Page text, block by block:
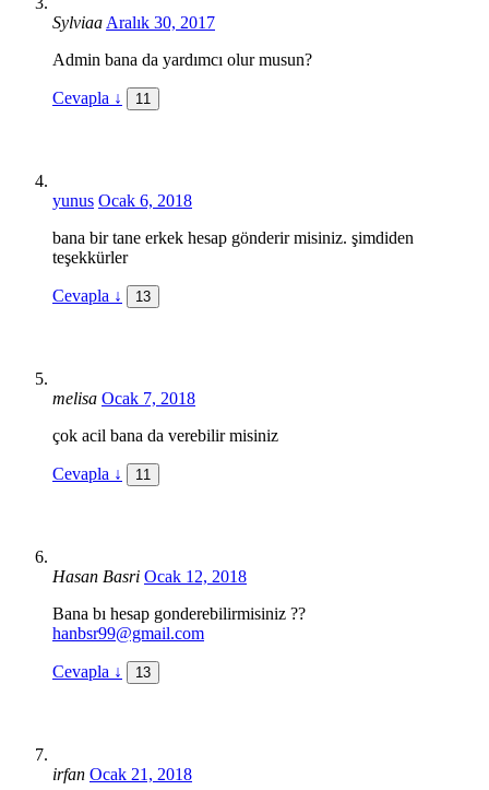
Sylviaa Aralık 30, 2017
Admin bana da yardımcı olur musun?
Cevapla ↓ 11
yunus Ocak 6, 2018
bana bir tane erkek hesap gönderir misiniz. şimdiden
teşekkürler
Cevapla ↓ 13
melisa Ocak 7, 2018
çok acil bana da verebilir misiniz
Cevapla ↓ 11
Hasan Basri Ocak 12, 2018
Bana bı hesap gonderebilirmisiniz ??
hanbsr99@gmail.com
Cevapla ↓ 13
irfan Ocak 21, 2018